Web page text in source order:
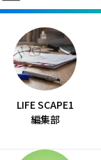
LIFE SCAPE1
編集部